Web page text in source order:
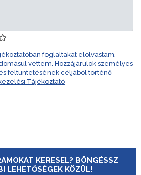
foglaltakat elolvastam,
vettem. Hozzájárulok személyes
feltüntetésének céljából történő
Tájékoztató
KERESEL? BÖNGÉSSZ
LEHETŐSÉGEK KÖZÜL!